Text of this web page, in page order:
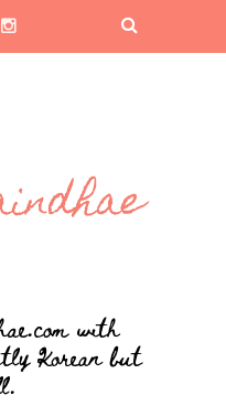
with
Korean but